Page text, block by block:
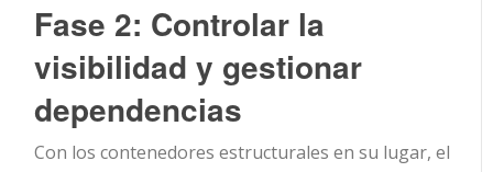
Fase 2: Controlar la
visibilidad y gestionar
dependencias
Con los contenedores estructurales en su lugar, el